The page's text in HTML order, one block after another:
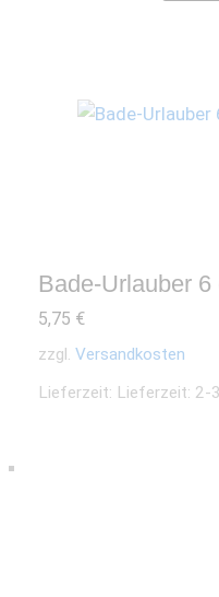
Bade-Urlauber 6
5,75 €
zzgl. Versandkosten
Lieferzeit: Lieferzeit: 2-